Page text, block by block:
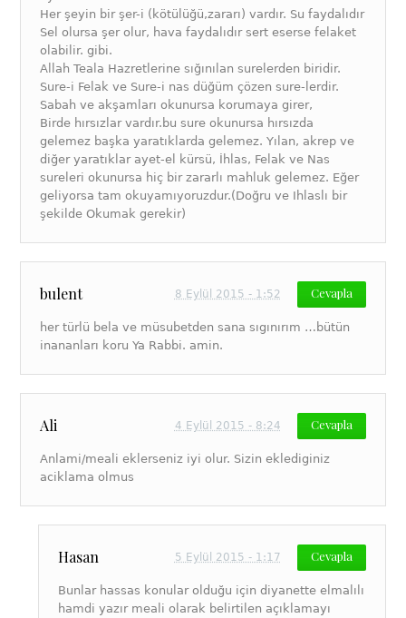
Her şeyin bir şer-i (kötülüğü,zararı) vardır. Su faydalıdır
Sel olursa şer olur, hava faydalıdır sert eserse felaket
olabilir. gibi.
Allah Teala Hazretlerine sığınılan surelerden biridir.
Sure-i Felak ve Sure-i nas düğüm çözen sure-lerdir.
Sabah ve akşamları okunursa korumaya girer,
Birde hırsızlar vardır.bu sure okunursa hırsızda
gelemez başka yaratıklarda gelemez. Yılan, akrep ve
diğer yaratıklar ayet-el kürsü, İhlas, Felak ve Nas
sureleri okunursa hiç bir zararlı mahluk gelemez. Eğer
geliyorsa tam okuyamıyoruzdur.(Doğru ve Ihlaslı bir
şekilde Okumak gerekir)
bulent Cevapla
8 Eylül 2015 - 1:52
her türlü bela ve müsubetden sana sıgınırım …bütün
inananları koru Ya Rabbi. amin.
Ali Cevapla
4 Eylül 2015 - 8:24
Anlami/meali eklerseniz iyi olur. Sizin eklediginiz
aciklama olmus
Hasan Cevapla
5 Eylül 2015 - 1:17
Bunlar hassas konular olduğu için diyanette elmalılı
hamdi yazır meali olarak belirtilen açıklamayı